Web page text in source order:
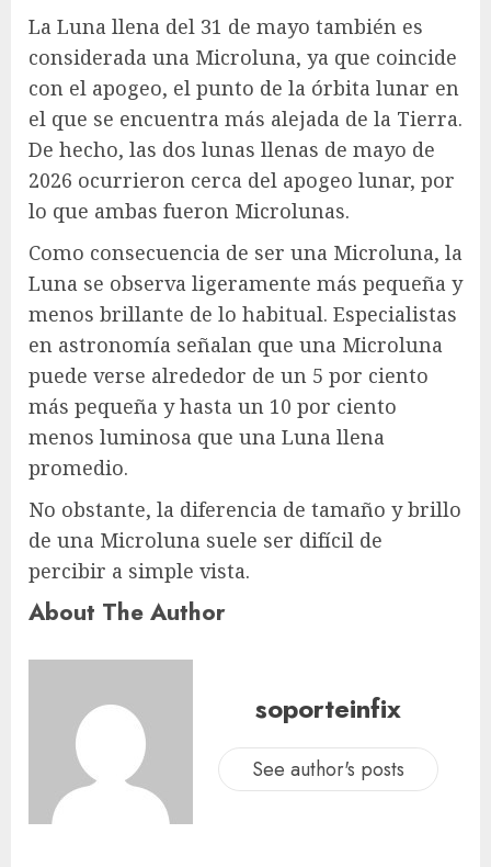
La Luna llena del 31 de mayo también es
considerada una Microluna, ya que coincide
con el apogeo, el punto de la órbita lunar en
el que se encuentra más alejada de la Tierra.
De hecho, las dos lunas llenas de mayo de
2026 ocurrieron cerca del apogeo lunar, por
lo que ambas fueron Microlunas.
Como consecuencia de ser una Microluna, la
Luna se observa ligeramente más pequeña y
menos brillante de lo habitual. Especialistas
en astronomía señalan que una Microluna
puede verse alrededor de un 5 por ciento
más pequeña y hasta un 10 por ciento
menos luminosa que una Luna llena
promedio.
No obstante, la diferencia de tamaño y brillo
de una Microluna suele ser difícil de
percibir a simple vista.
About The Author
soporteinfix
See author's posts